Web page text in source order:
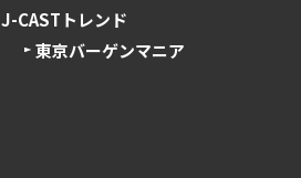
J-CASTトレンド
東京バーゲンマニア